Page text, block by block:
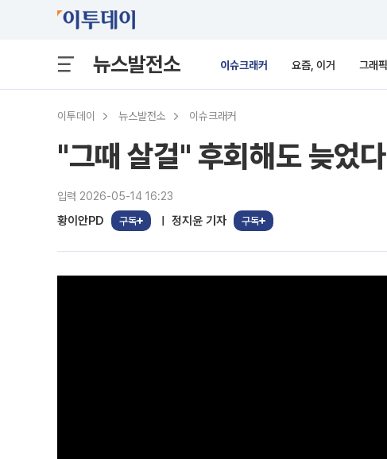
뉴스발전소 이슈크래커 요즘, 이거 그래
이투데이 뉴스발전소 이슈크래커
"그때 살걸" 후회해도 늦었
입력 2026-05-14 16:23
황이안PD 구독 정지윤 기자 구독